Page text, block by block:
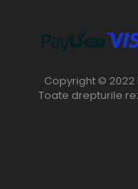
Copyright © 2022
Toate drepturile